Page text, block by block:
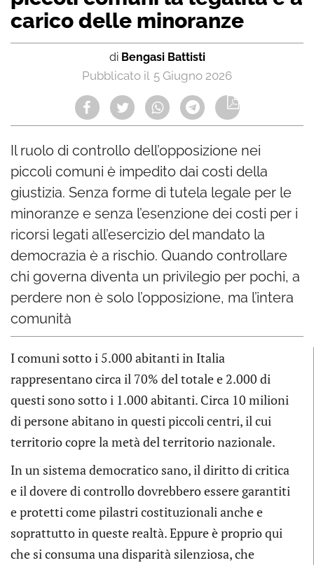
carico delle minoranze
di Bengasi Battisti
5 Giugno 2026
Il ruolo di controllo dell’opposizione nei
piccoli comuni è impedito dai costi della
giustizia. Senza forme di tutela legale per le
minoranze e senza l’esenzione dei costi per i
ricorsi legati all’esercizio del mandato la
democrazia è a rischio. Quando controllare
chi governa diventa un privilegio per pochi, a
perdere non è solo l’opposizione, ma l’intera
comunità
I comuni sotto i 5.000 abitanti in Italia
rappresentano circa il 70% del totale e 2.000 di
questi sono sotto i 1.000 abitanti. Circa 10 milioni
di persone abitano in questi piccoli centri, il cui
territorio copre la metà del territorio nazionale.
In un sistema democratico sano, il diritto di critica
e il dovere di controllo dovrebbero essere garantiti
e protetti come pilastri costituzionali anche e
soprattutto in queste realtà. Eppure è proprio qui
che si consuma una disparità silenziosa, che